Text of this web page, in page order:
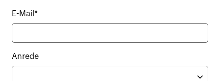
E-Mail*
Anrede